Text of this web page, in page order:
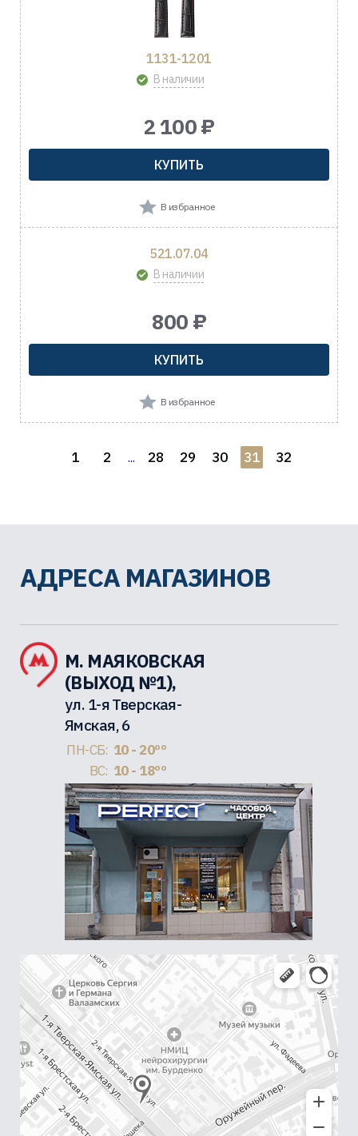
1131-1201
В наличии
2 100 ₽
КУПИТЬ
В избранное
521.07.04
В наличии
800 ₽
КУПИТЬ
В избранное
1 2 ... 28 29 30 31 32
АДРЕСА МАГАЗИНОВ
М. МАЯКОВСКАЯ
(ВЫХОД №1),
ул. 1-я Тверская-
Ямская, 6
ПН-СБ: 10 - 20ºº
ВС: 10 - 18ºº